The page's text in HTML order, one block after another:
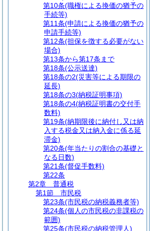
第10条(職権による換価の猶予の
手続等)
第11条(申請による換価の猶予の
申請手続等)
第12条(担保を徴する必要がない
場合)
第13条から第17条まで
第18条(公示送達)
第18条の2(災害等による期限の
延長)
第18条の3(納税証明事項)
第18条の4(納税証明書の交付手
数料)
第19条(納期限後に納付し又は納
入する税金又は納入金に係る延
滞金)
第20条(年当たりの割合の基礎と
なる日数)
第21条(督促手数料)
第22条
第2章
普通税
第1節
市民税
第23条(市民税の納税義務者等)
第24条(個人の市民税の非課税の
範囲)
第25条(市民税の納税管理人)